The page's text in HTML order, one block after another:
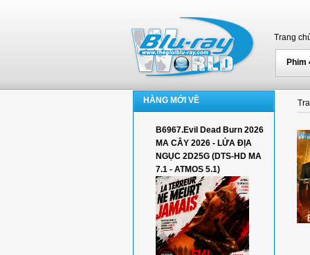
Trang
Phim
HÀNG MỚI VỀ
B6967.Evil Dead Burn 2026
MA CÂY 2026 - LỬA ĐỊA
NGỤC 2D25G (DTS-HD MA
7.1 - ATMOS 5.1)